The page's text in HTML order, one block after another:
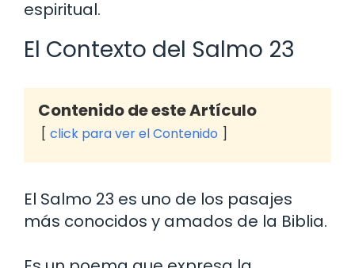
espiritual.
El Contexto del Salmo 23
Contenido de este Artículo
click para ver el Contenido
El Salmo 23 es uno de los pasajes
más conocidos y amados de la Biblia.